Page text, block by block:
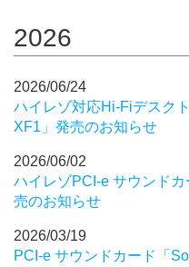
2026
2026/06/24
ハイレゾ対応Hi-Fiデスク
XF1」発売のお知らせ
2026/06/02
ハイレゾPCI-e サウンド
売のお知らせ
2026/03/19
PCI-e サウンドカード「